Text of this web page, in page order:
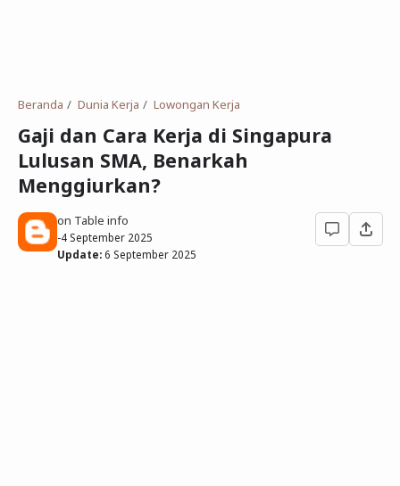
Gambar Orang dan Pohon
Download Soal
Tidak Bersekolah
Beranda Dunia Kerja Lowongan Kerja
Gaji dan Cara Kerja di Singapura
Lulusan SMA, Benarkah
Menggiurkan?
on Table info
-4 September 2025
Update: 6 September 2025